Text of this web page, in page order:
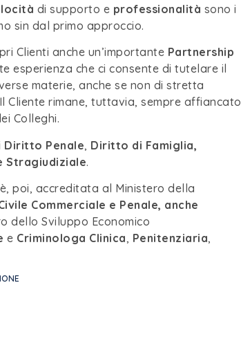
di supporto e professionalità sono i
sin dal primo approccio.
Clienti anche un’importante Partnership
esperienza che ci consente di tutelare il
materie, anche se non di stretta
Cliente rimane, tuttavia, sempre affiancato
Colleghi.
Diritto Penale, Diritto di Famiglia,
Stragiudiziale.
poi, accreditata al Ministero della
Commerciale e Penale, anche
dello Sviluppo Economico
e Criminologa Clinica, Penitenziaria,